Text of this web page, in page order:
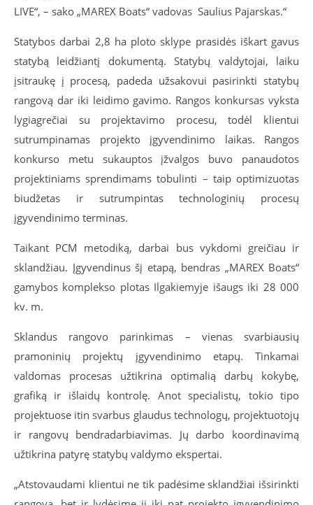
LIVE“, – sako „MAREX Boats“ vadovas Saulius Pajarskas.“
Statybos darbai 2,8 ha ploto sklype prasidės iškart gavus
statybą leidžiantį dokumentą. Statybų valdytojai, laiku
įsitraukę į procesą, padeda užsakovui pasirinkti statybų
rangovą dar iki leidimo gavimo. Rangos konkursas vyksta
lygiagrečiai su projektavimo procesu, todėl klientui
sutrumpinamas projekto įgyvendinimo laikas. Rangos
konkurso metu sukauptos įžvalgos buvo panaudotos
projektiniams sprendimams tobulinti – taip optimizuotas
biudžetas ir sutrumpintas technologinių procesų
įgyvendinimo terminas.
Taikant PCM metodiką, darbai bus vykdomi greičiau ir
sklandžiau. Įgyvendinus šį etapą, bendras „MAREX Boats“
gamybos komplekso plotas Ilgakiemyje išaugs iki 28 000
kv. m.
Sklandus rangovo parinkimas – vienas svarbiausių
pramoninių projektų įgyvendinimo etapų. Tinkamai
valdomas procesas užtikrina optimalią darbų kokybę,
grafiką ir išlaidų kontrolę. Anot specialistų, tokio tipo
projektuose itin svarbus glaudus technologų, projektuotojų
ir rangovų bendradarbiavimas. Jų darbo koordinavimą
užtikrina patyrę statybų valdymo ekspertai.
„Atstovaudami klientui ne tik padėsime sklandžiai išsirinkti